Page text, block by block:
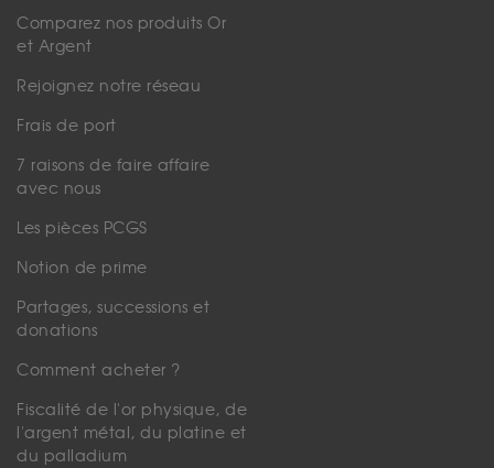
Comparez nos produits Or
et Argent
Rejoignez notre réseau
Frais de port
7 raisons de faire affaire
avec nous
Les pièces PCGS
Notion de prime
Partages, successions et
donations
Comment acheter ?
Fiscalité de l'or physique, de
l'argent métal, du platine et
du palladium